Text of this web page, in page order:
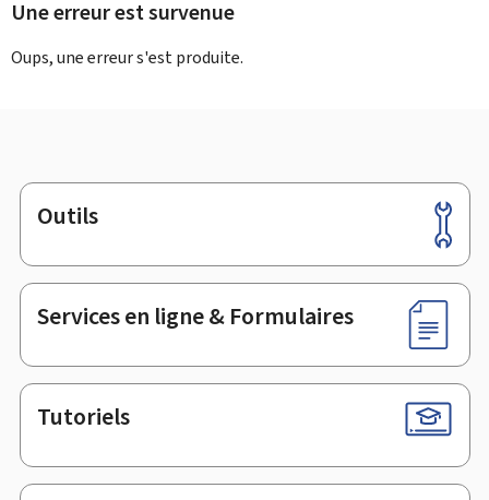
Une erreur est survenue
Oups, une erreur s'est produite.
Pied
de
page
Outils
Services en ligne & Formulaires
Tutoriels